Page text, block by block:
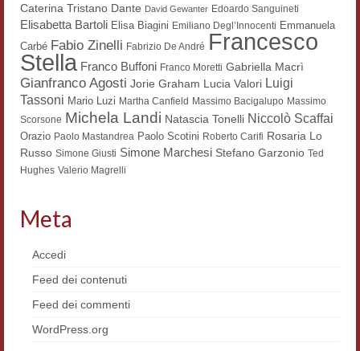
Workshop DH
Summer School DH
ERASMUS/DEMM
Storia e forme della canzone
Pubblicazioni
Hagiographica Coreana
Testi Mediolatini
Altri volumi
Atti di convegno
Caterina Tristano Dante David Gewanter Edoardo Sanguineti
Elisabetta Bartoli Elisa Biagini Emiliano Degl’Innocenti Emmanuela
Carbé Fabio Zinelli Fabrizio De André Francesco
Stella Franco Buffoni Franco Moretti Gabriella Macrì
Gianfranco Agosti Jorie Graham Lucia Valori Luigi
Tassoni Mario Luzi Martha Canfield Massimo Bacigalupo Massimo
Scorsone Michela Landi Natascia Tonelli Niccolò Scaffai
Orazio Paolo Mastandrea Paolo Scotini Roberto Carifi Rosaria Lo
Russo Simone Giusti Simone Marchesi Stefano Garzonio Ted
Hughes Valerio Magrelli
Meta
Accedi
Feed dei contenuti
Feed dei commenti
WordPress.org